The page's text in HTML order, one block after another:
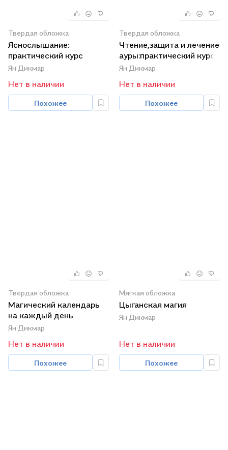
Твердая обложка
Яснослышание:
практический курс
Ян Дикмар
Нет в наличии
Похожее
Твердая обложка
Чтение,защита и лечение
ауры:практический курс
Ян Дикмар
Нет в наличии
Похожее
Твердая обложка
Магический календарь
на каждый день
Ян Дикмар
Нет в наличии
Похожее
Мягкая обложка
Цыганская магия
Ян Дикмар
Нет в наличии
Похожее